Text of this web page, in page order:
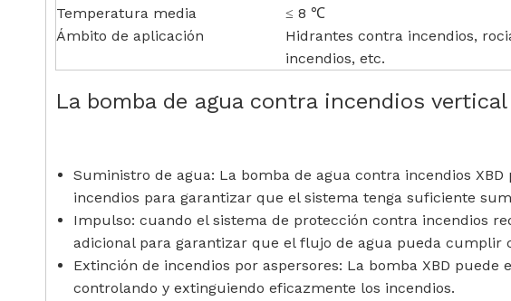
Temperatura media
≤ 8 ℃
Ámbito de aplicación
Hidrantes contra incendios,
incendios, etc.
La bomba de agua contra incendios
Suministro de agua: La bomba de agua contra incendios
incendios para garantizar que el sistema tenga suficiente
Impulso: cuando el sistema de protección contra incendios
adicional para garantizar que el flujo de agua pueda
Extinción de incendios por aspersores: La bomba XBD
controlando y extinguiendo eficazmente los incendios.